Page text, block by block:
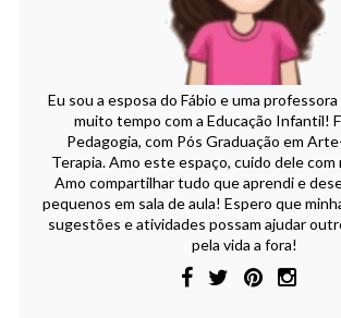
Eu sou a esposa do Fábio e uma
muito tempo com a Educação Infantil!
Pedagogia, com Pós Graduação em
Terapia. Amo este espaço, cuido dele
Amo compartilhar tudo que aprendi e
pequenos em sala de aula! Espero que
sugestões e atividades possam ajudar
pela vida a fora!